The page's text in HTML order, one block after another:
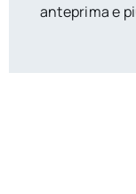
anteprima e